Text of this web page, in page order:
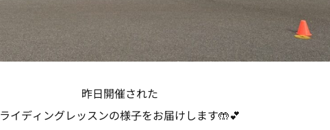
昨日開催された
ライディングレッスンの様子をお届けします🤲💕